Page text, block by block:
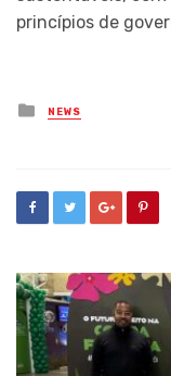
princípios de
Posted
in
NEWS